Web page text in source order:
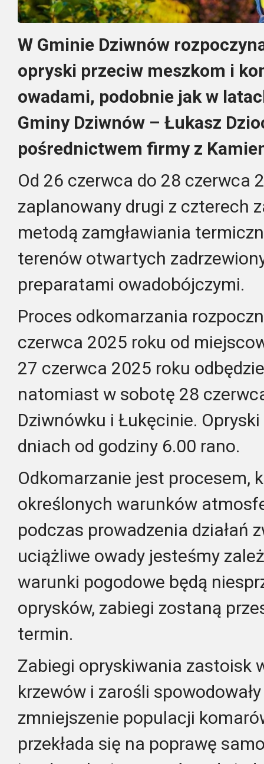
W Gminie Dziwnów
opryski przeciw meszkom i
owadami, podobnie jak w
Gminy Dziwnów – Łukasz
pośrednictwem firmy z
Od 26 czerwca do 28 czerwca
zaplanowany drugi z czterech
metodą zamgławiania
terenów otwartych
preparatami owadobójczymi.
Proces odkomarzania
czerwca 2025 roku od
27 czerwca 2025 roku
natomiast w sobotę 28
Dziwnówku i Łukęcinie.
dniach od godziny 6.00 rano.
Odkomarzanie jest procesem,
określonych warunków
podczas prowadzenia działań
uciążliwe owady jesteśmy
warunki pogodowe będą
oprysków, zabiegi zostaną
termin.
Zabiegi opryskiwania zastoisk
krzewów i zarośli
zmniejszenie populacji
przekłada się na poprawę